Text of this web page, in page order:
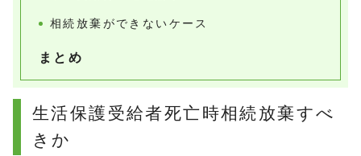
相続放棄ができないケース
まとめ
生活保護受給者死亡時相続放棄すべ
きか